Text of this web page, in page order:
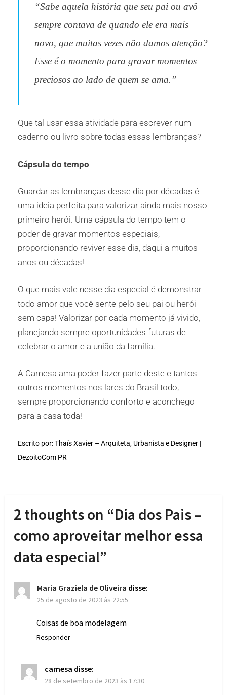
“Sabe aquela história que seu pai ou avô
sempre contava de quando ele era mais
novo, que muitas vezes não damos atenção?
Esse é o momento para gravar momentos
preciosos ao lado de quem se ama.”
Que tal usar essa atividade para escrever num
caderno ou livro sobre todas essas lembranças?
Cápsula do tempo
Guardar as lembranças desse dia por décadas é
uma ideia perfeita para valorizar ainda mais nosso
primeiro herói. Uma cápsula do tempo tem o
poder de gravar momentos especiais,
proporcionando reviver esse dia, daqui a muitos
anos ou décadas!
O que mais vale nesse dia especial é demonstrar
todo amor que você sente pelo seu pai ou herói
sem capa! Valorizar por cada momento já vivido,
planejando sempre oportunidades futuras de
celebrar o amor e a união da família.
A Camesa ama poder fazer parte deste e tantos
outros momentos nos lares do Brasil todo,
sempre proporcionando conforto e aconchego
para a casa toda!
Escrito por: Thaís Xavier – Arquiteta, Urbanista e Designer |
DezoitoCom PR
2 thoughts on “Dia dos Pais –
como aproveitar melhor essa
data especial”
Maria Graziela de Oliveira disse:
25 de agosto de 2023 às 22:55
Coisas de boa modelagem
Responder
camesa disse:
28 de setembro de 2023 às 17:30